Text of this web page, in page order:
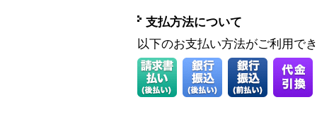
支払方法について
以下のお支払い方法がご利用で